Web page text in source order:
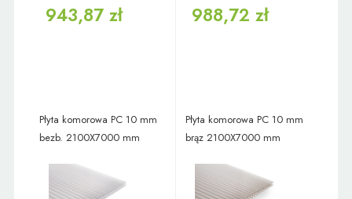
943,87 zł 988,72 zł
Płyta komorowa PC 10 mm
bezb. 2100X7000 mm
Płyta komorowa PC 10 mm
brąz 2100X7000 mm